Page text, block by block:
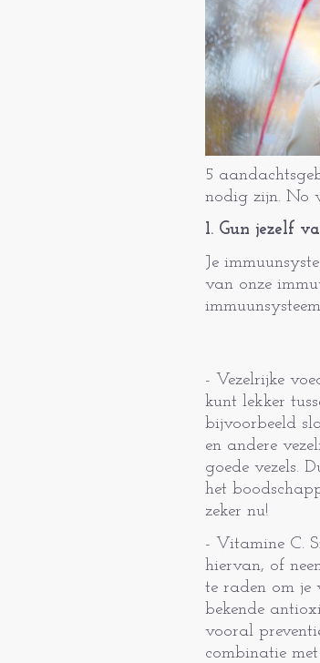
5
nodig zijn. No
1. Gun jezelf
Je
van onze
- Vezelrijke
kunt lekker
bijvoorbeeld
en andere
goede vezels.
het
zeker nu!
- Vitamine C.
hiervan, of
te raden om je
bekende
vooral
combinatie